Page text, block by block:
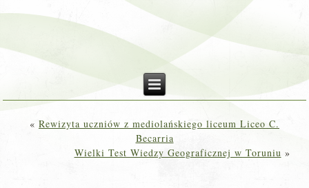
« Rewizyta uczniów z mediolańskiego liceum Liceo C.
Becarria
Wielki Test Wiedzy Geograficznej w Toruniu »